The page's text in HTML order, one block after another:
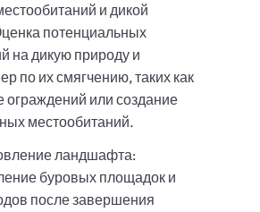
и дикой
потенциальных
на дикую природу и
по их смягчению, таких как
ограждений или создание
местообитаний.
ландшафта:
буровых площадок и
после завершения